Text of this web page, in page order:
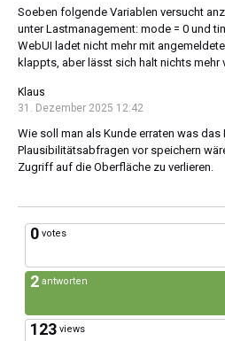
Soeben folgende Variablen versucht
unter Lastmanagement: mode = 0 und
WebUI ladet nicht mehr mit
klappts, aber lässt sich halt nichts mehr
Klaus
31. Dezember 2025 12:42
Wie soll man als Kunde erraten was das
Plausibilitätsabfragen vor speichern
Zugriff auf die Oberfläche zu verlieren.
0 votes
2 antworten
123 views